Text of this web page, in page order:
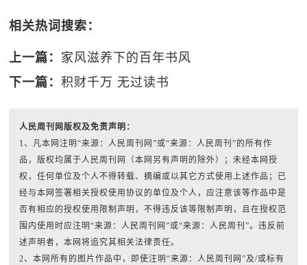
相关热词搜索：
上一篇： 家风滋养下的百年书风
下一篇：积财千万 无过读书
人民周刊网版权及免责声明：
1、凡本网注明“来源：人民周刊网”或“来源：人民周刊”的所有作
品，版权均属于人民周刊网（本网另有声明的除外）；未经本网授
权，任何单位及个人不得转载、摘编或以其它方式使用上述作品；已
经与本网签署相关授权使用协议的单位及个人，应注意该等作品中是
否有相应的授权使用限制声明，不得违反该等限制声明，且在授权范
围内使用时应注明“来源：人民周刊网”或“来源：人民周刊”。违反前
述声明者，本网将追究其相关法律责任。
2、本网所有的图片作品中，即使注明“来源：人民周刊网”及/或标有